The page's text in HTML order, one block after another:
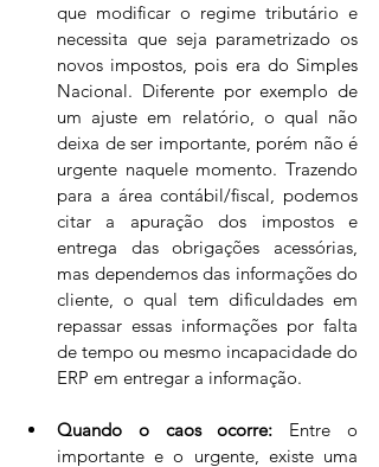
que modificar o regime tributário e
necessita que seja parametrizado os
novos impostos, pois era do Simples
Nacional. Diferente por exemplo de
um ajuste em relatório, o qual não
deixa de ser importante, porém não é
urgente naquele momento. Trazendo
para a área contábil/fiscal, podemos
citar a apuração dos impostos e
entrega das obrigações acessórias,
mas dependemos das informações do
cliente, o qual tem dificuldades em
repassar essas informações por falta
de tempo ou mesmo incapacidade do
ERP em entregar a informação.
Quando o caos ocorre: Entre o
importante e o urgente, existe uma